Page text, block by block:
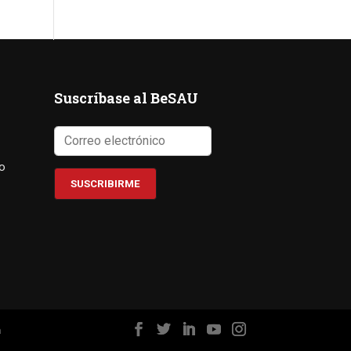
Suscríbase al BeSAU